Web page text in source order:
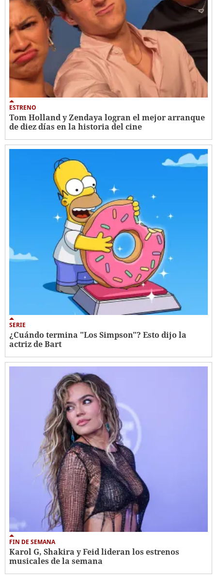
ESTRENO
Tom Holland y Zendaya logran el mejor arranque
de diez días en la historia del cine
SERIE
¿Cuándo termina "Los Simpson"? Esto dijo la
actriz de Bart
FIN DE SEMANA
Karol G, Shakira y Feid lideran los estrenos
musicales de la semana